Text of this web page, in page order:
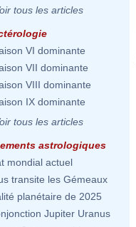
tous les articles
VI dominante
VII dominante
VIII dominante
IX dominante
tous les articles
astrologiques
mondial actuel
transite les Gémeaux
planétaire de 2025
Jupiter Uranus